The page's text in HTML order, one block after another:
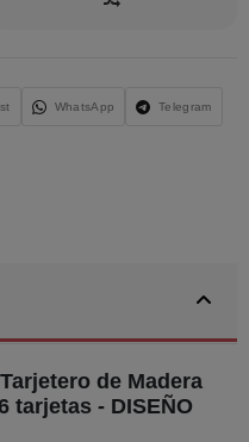
WhatsApp Telegram
de Madera
tarjetas - DISEÑO